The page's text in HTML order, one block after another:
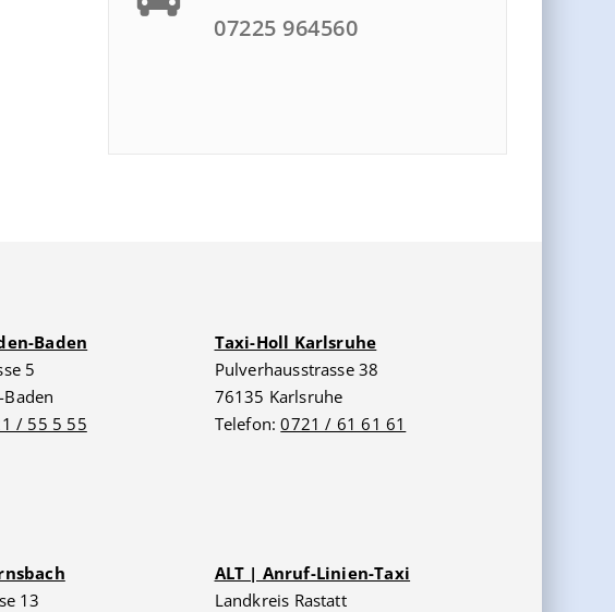
07225 964560
Baden
5
/ 55 5 55
Taxi-Holl Karlsruhe
Pulverhausstrasse 38
76135 Karlsruhe
Telefon:0721 / 61 61 61
13
ALT | Anruf-Linien-Taxi
Landkreis Rastatt